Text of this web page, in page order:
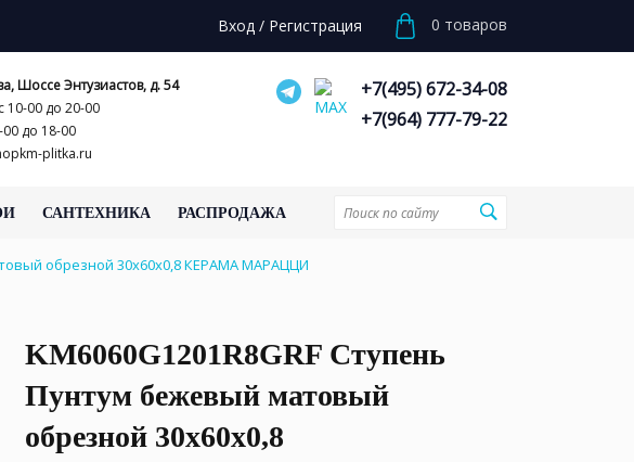
Вход / Регистрация 0 товаров
Шоссе Энтузиастов, д. 54
10-00 до 20-00
00 до 18-00
plitka.ru
+7(495) 672-34-08
+7(964) 777-79-22
САНТЕХНИКА РАСПРОДАЖА
обрезной 30x60x0,8 КЕРАМА МАРАЦЦИ
KM6060G1201R8GRF Ступень
Пунтум бежевый матовый
обрезной 30x60x0,8